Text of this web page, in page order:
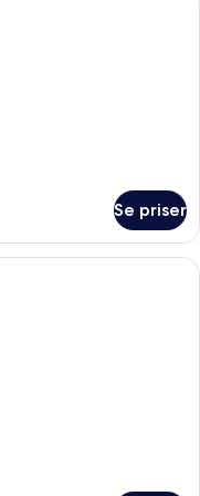
Se priser
med seng, stol,